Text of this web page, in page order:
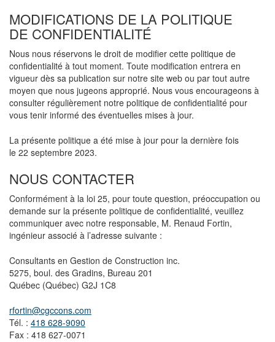
MODIFICATIONS DE LA POLITIQUE
DE CONFIDENTIALITÉ
Nous nous réservons le droit de modifier cette politique de
confidentialité à tout moment. Toute modification entrera en
vigueur dès sa publication sur notre site web ou par tout autre
moyen que nous jugeons approprié. Nous vous encourageons à
consulter régulièrement notre politique de confidentialité pour
vous tenir informé des éventuelles mises à jour.
La présente politique a été mise à jour pour la dernière fois
le 22 septembre 2023.
NOUS CONTACTER
Conformément à la loi 25, pour toute question, préoccupation ou
demande sur la présente politique de confidentialité, veuillez
communiquer avec notre responsable, M. Renaud Fortin,
ingénieur associé à l’adresse suivante :
Consultants en Gestion de Construction inc.
5275, boul. des Gradins, Bureau 201
Québec (Québec) G2J 1C8
rfortin@cgccons.com
Tél. : 418 628-9090
Fax : 418 627-0071